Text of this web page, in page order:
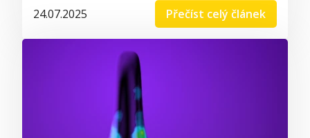
24.07.2025
Přečíst celý článek